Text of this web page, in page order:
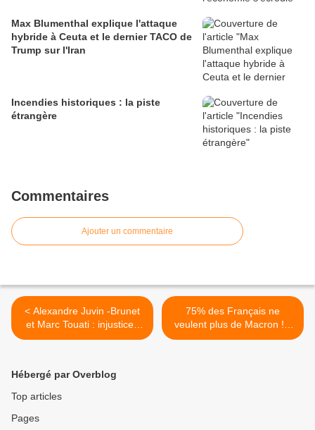
Max Blumenthal explique l'attaque
hybride à Ceuta et le dernier TACO de
Trump sur l'Iran
Incendies historiques : la piste
étrangère
Commentaires
Ajouter un commentaire
< Alexandre Juvin -Brunet
et Marc Touati : injustices
en France
75% des Français ne
veulent plus de Macron ! Il
doit partir ! " - François
Hébergé par Overblog
Top articles
Pages